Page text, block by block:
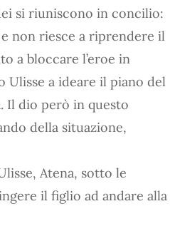
si riuniscono in concilio:
non riesce a riprendere il
a bloccare l’eroe in
a ideare il piano del
Il dio però in questo
della situazione,
Atena, sotto le
il figlio ad andare alla